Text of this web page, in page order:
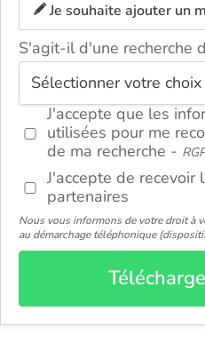
Je souhaite ajouter un
S'agit-il d'une recherche
J'accepte que les
utilisées pour me
de ma recherche -
J'accepte de recevoir
partenaires
Nous vous informons de votre droit à
au démarchage téléphonique